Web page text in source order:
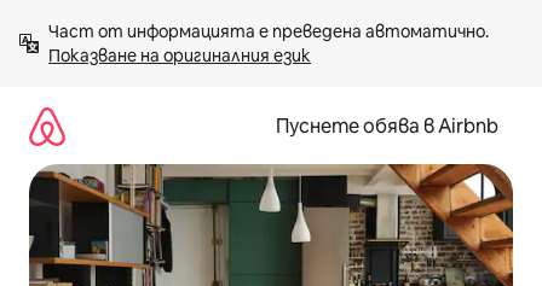
към
съдържанието
Показване на оригиналния език
Пуснете обява в Airbnb